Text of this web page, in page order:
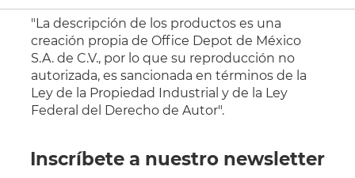
"La descripción de los productos es una
creación propia de Office Depot de México
S.A. de C.V., por lo que su reproducción no
autorizada, es sancionada en términos de la
Ley de la Propiedad Industrial y de la Ley
Federal del Derecho de Autor".
Inscríbete a nuestro newsletter